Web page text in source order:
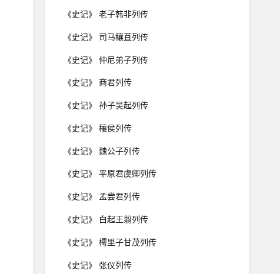
《史记》 老子韩非列传
《史记》 司马穰苴列传
《史记》 仲尼弟子列传
《史记》 商君列传
《史记》 孙子吴起列传
《史记》 穰侯列传
《史记》 魏公子列传
《史记》 平原君虞卿列传
《史记》 孟尝君列传
《史记》 白起王翦列传
《史记》 樗里子甘茂列传
《史记》 张仪列传